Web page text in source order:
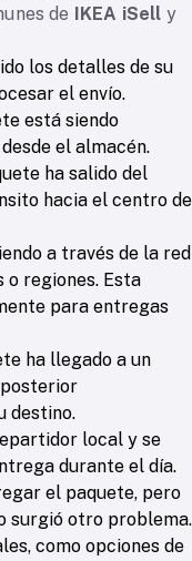
de
IKEA iSell y
los detalles de su
el envío.
está siendo
el almacén.
ha salido del
hacia el centro de
a través de la red
regiones. Esta
para entregas
ha llegado a un
destino.
local y se
durante el día.
el paquete, pero
surgió otro problema.
como opciones de